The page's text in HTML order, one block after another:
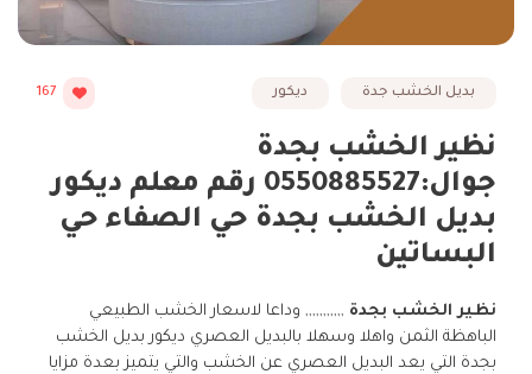
بديل الخشب جدة ديكور 167
نظير الخشب بجدة
جوال:0550885527 رقم معلم ديكور
بديل الخشب بجدة حي الصفاء حي
البساتين
نظير الخشب بجدة ,,,,,,,,,,, وداعا لاسعار الخشب الطبيعي
الباهظة الثمن واهلا وسهلا بالبديل العصري ديكور بديل الخشب
بجدة التي يعد البديل العصري عن الخشب والتي يتميز بعدة مزايا